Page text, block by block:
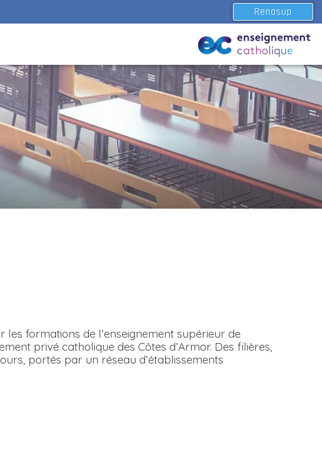
Renasup
les formations de l’enseignement supérieur de
privé catholique des Côtes d’Armor. Des filières,
portés par un réseau d’établissements